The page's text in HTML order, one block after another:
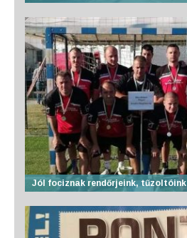
Jól fociznak rendőrjeink, tűzoltóink